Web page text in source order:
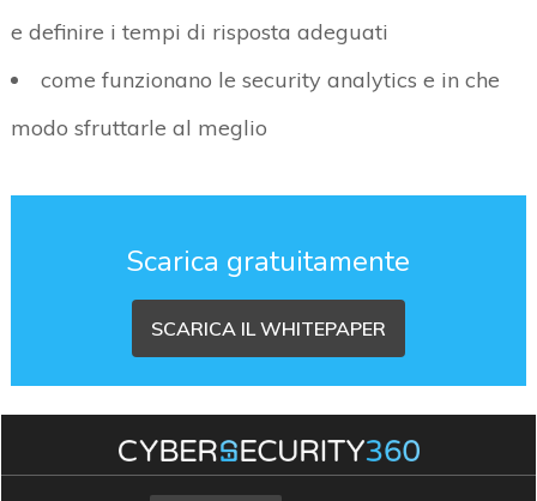
e definire i tempi di risposta adeguati
come funzionano le security analytics e in che
modo sfruttarle al meglio
Scarica gratuitamente
SCARICA IL WHITEPAPER